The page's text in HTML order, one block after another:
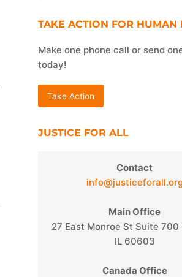
TAKE ACTION FOR HUMAN
Make one phone call or send
today!
Take Action
JUSTICE FOR ALL
Contact
Main Office
27 East Monroe St Suite 700
IL 60603
Canada Office